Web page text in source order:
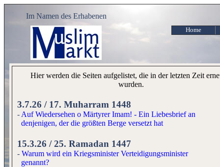
Im Namen des Erhabenen
Home
Hier werden die Seiten aufgelistet, die in der letzten Zeit
wurden.
3.7.26 / 17. Muharram 1448
- Auf Wiedersehen o Märtyrer Imam! - Ein Liebesbrief an
denjenigen, der die größten Berge versetzt hat
15.3.26 / 25. Ramadan 1447
- Warum wird ein Kriegsminister Verteidigungsminister
genannt?